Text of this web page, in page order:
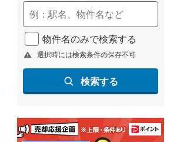
物件名のみで検索する
選択時には検索条件の保存不可
検索する